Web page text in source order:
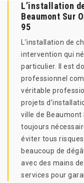
L’installation
Beaumont Sur
95
L’installation de
intervention qui
particulier. Il est
professionnel
véritable
projets
ville de Beaumont
toujours
éviter tous
beaucoup de
avec des mains
services pour